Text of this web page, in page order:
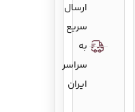
ارسال
سریع
به
سراسر
ایران